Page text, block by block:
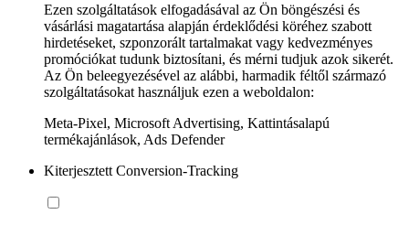
Ezen szolgáltatások elfogadásával az Ön böngészési és
vásárlási magatartása alapján érdeklődési köréhez szabott
hirdetéseket, szponzorált tartalmakat vagy kedvezményes
promóciókat tudunk biztosítani, és mérni tudjuk azok sikerét.
Az Ön beleegyezésével az alábbi, harmadik féltől származó
szolgáltatásokat használjuk ezen a weboldalon:
Meta-Pixel, Microsoft Advertising, Kattintásalapú
termékajánlások, Ads Defender
Kiterjesztett Conversion-Tracking